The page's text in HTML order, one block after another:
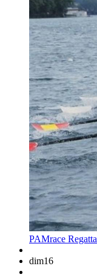
PAMrace Regatta
dim16